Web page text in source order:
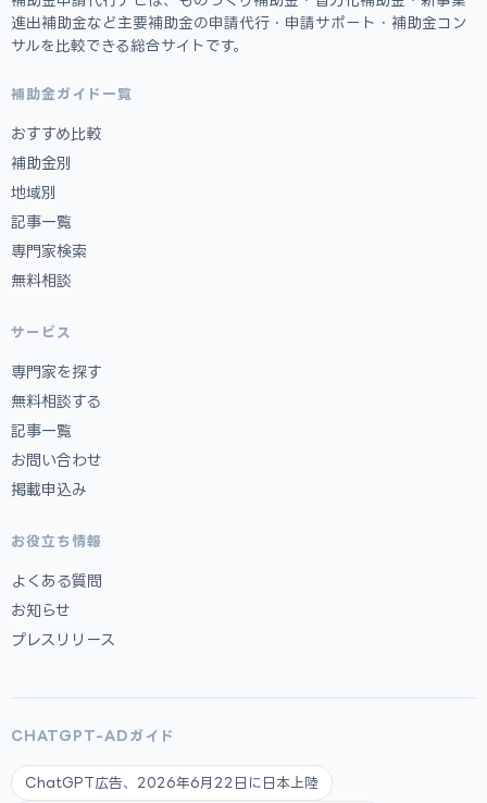
進出補助金など主要補助金の申請代行・申請サポート・補助金コン
サルを比較できる総合サイトです。
補助金ガイド一覧
おすすめ比較
補助金別
地域別
記事一覧
専門家検索
無料相談
サービス
専門家を探す
無料相談する
記事一覧
お問い合わせ
掲載申込み
お役立ち情報
よくある質問
お知らせ
プレスリリース
CHATGPT-ADガイド
ChatGPT広告、2026年6月22日に日本上陸